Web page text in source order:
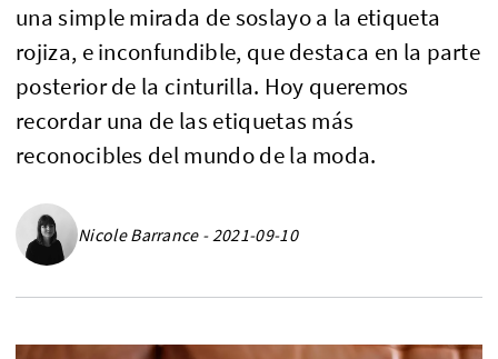
una simple mirada de soslayo a la etiqueta
rojiza, e inconfundible, que destaca en la parte
posterior de la cinturilla. Hoy queremos
recordar una de las etiquetas más
reconocibles del mundo de la moda.
Nicole Barrance - 2021-09-10